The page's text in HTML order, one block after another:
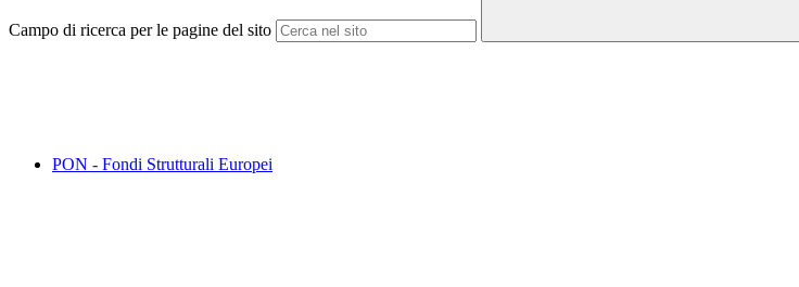
Campo di ricerca per le pagine del sito
PON - Fondi Strutturali Europei